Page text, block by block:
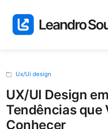
Ux/Ui design
UX/UI Design
Tendências que
Conhecer